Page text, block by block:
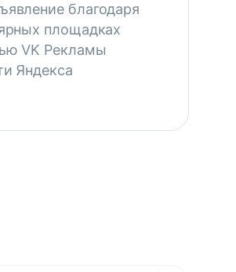
благодаря
площадках
VK Рекламы
Яндекса